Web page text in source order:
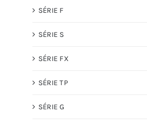
SÉRIE F
SÉRIE S
SÉRIE FX
SÉRIE TP
SÉRIE G